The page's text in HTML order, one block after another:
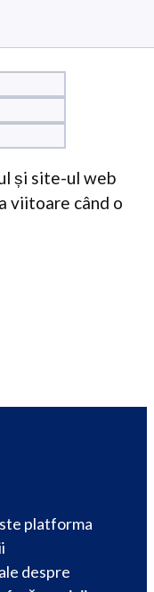
și site-ul web
viitoare când o
platforma
despre